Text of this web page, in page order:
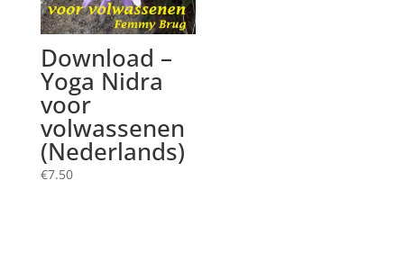
Download –
Yoga Nidra
voor
volwassenen
(Nederlands)
€7.50